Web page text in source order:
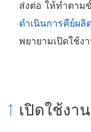
ส่งต่อ ให้ทำตาม
ดำเนินการคีย์ผ
พยายามเปิดใช้
เปิดใช้งาน